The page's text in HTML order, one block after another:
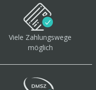
Viele Zahlungswege
möglich